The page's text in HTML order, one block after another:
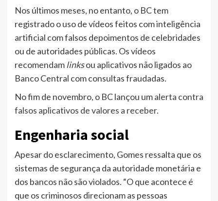
Nos últimos meses, no entanto, o BC tem
registrado o uso de vídeos feitos com inteligência
artificial com falsos depoimentos de celebridades
ou de autoridades públicas. Os vídeos
recomendamlinksou aplicativos não ligados ao
Banco Central com consultas fraudadas.
No fim de novembro, o BC lançou umalerta contra
falsos aplicativos de valores a receber.
Engenharia social
Apesar do esclarecimento, Gomes ressalta que os
sistemas de segurança da autoridade monetária e
dos bancos não são violados. “O que acontece é
que os criminosos direcionam as pessoas